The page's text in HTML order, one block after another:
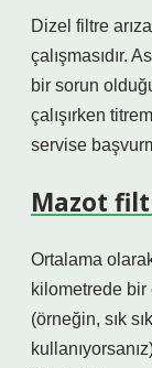
Dizel filtre
çalışmasıdır.
bir sorun
çalışırken
servise
Mazot
Ortalama
kilometrede
(örneğin, sık